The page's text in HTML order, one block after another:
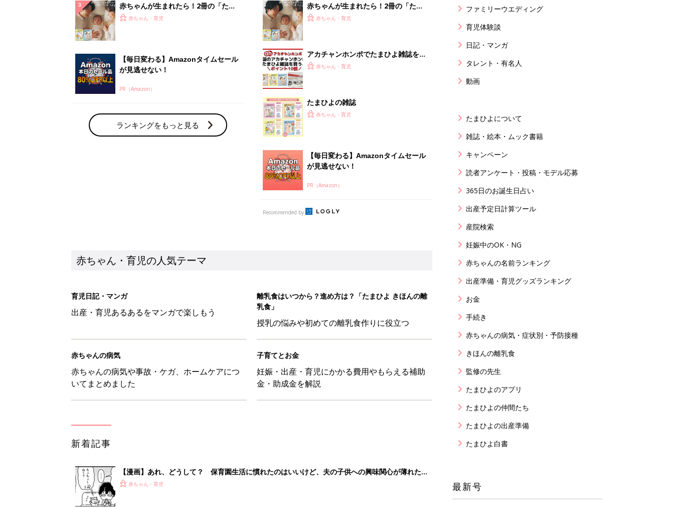
赤ちゃんが生まれたら！2冊の「たま
ひよ」
赤ちゃん・育児
【毎日変わる】Amazonタイムセール
が見逃せない！
PR（Amazon）
ランキングをもっと見る
赤ちゃんが生まれたら！2冊の「たま
ひよ」
赤ちゃん・育児
アカチャンホンポでたまひよ雑誌を買
うとポイント10倍【期間限定】
赤ちゃん・育児
たまひよの雑誌
赤ちゃん・育児
【毎日変わる】Amazonタイムセール
が見逃せない！
PR（Amazon）
Recommended by
赤ちゃん・育児の人気テーマ
育児日記・マンガ
出産・育児あるあるをマンガで楽しもう
離乳食はいつから？進め方は？「たまひよ きほんの離
乳食」
授乳の悩みや初めての離乳食作りに役立つ
赤ちゃんの病気
赤ちゃんの病気や事故・ケガ、ホームケアにつ
いてまとめました
子育てとお金
妊娠・出産・育児にかかる費用やもらえる補助
金・助成金を解説
新着記事
【漫画】あれ、どうして？ 保育園生活に慣れたのはいいけど、夫の子供への興味関心が薄れた気
がする……！『ふうふう子育て ＃91』
赤ちゃん・育児
ファミリーウエディング
育児体験談
日記・マンガ
タレント・有名人
動画
たまひよについて
雑誌・絵本・ムック書籍
キャンペーン
読者アンケート・投稿・モデル応募
365日のお誕生日占い
出産予定日計算ツール
産院検索
妊娠中のOK・NG
赤ちゃんの名前ランキング
出産準備・育児グッズランキング
お金
手続き
赤ちゃんの病気・症状別・予防接種
きほんの離乳食
監修の先生
たまひよのアプリ
たまひよの仲間たち
たまひよの出産準備
たまひよ白書
最新号